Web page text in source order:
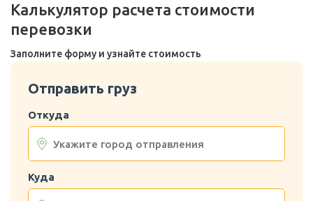
Калькулятор расчета стоимости
перевозки
Заполните форму и узнайте стоимость
Отправить груз
Откуда
Куда